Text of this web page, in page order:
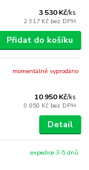
3 530 Kč/ks
2 917 Kč bez DPH
Přidat do košíku
10 950 Kč/ks
9 050 Kč bez DPH
momentálně vyprodáno
Detail
expedice 3-5 dnů